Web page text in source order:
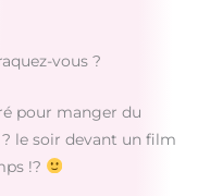
vous ?
pour manger du
le soir devant un film
!?